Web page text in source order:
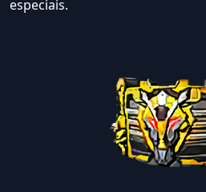
especiais.